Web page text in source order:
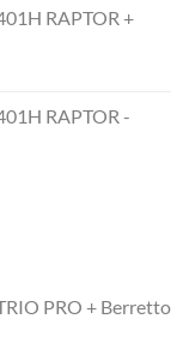
RAPTOR +
RAPTOR -
PRO + Berretto